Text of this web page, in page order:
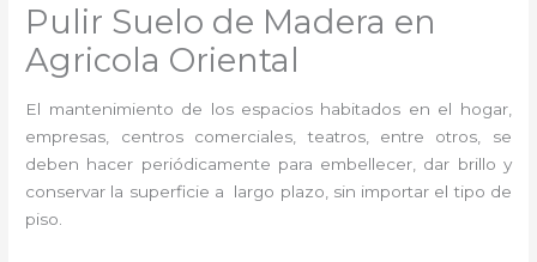
Pulir Suelo de Madera en
Agricola Oriental
El mantenimiento de los espacios habitados en el hogar,
empresas, centros comerciales, teatros, entre otros, se
deben hacer periódicamente para embellecer, dar brillo y
conservar la superficie a largo plazo, sin importar el tipo de
piso.